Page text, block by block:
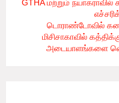
GTHA மற்றும்
டொராண்டோவில்
மிசிசாகாவில்
அடையாளங்களை